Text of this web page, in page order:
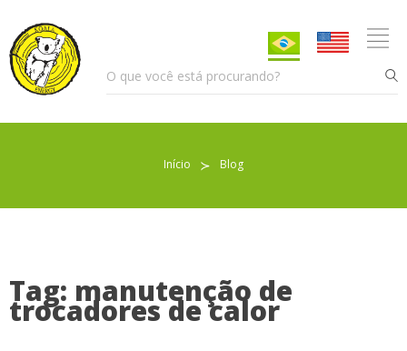
Início ≻ Blog
Tag: manutenção de
trocadores de calor